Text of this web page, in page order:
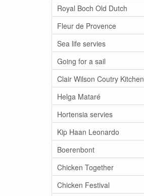
Royal Boch Old Dutch
Fleur de Provence
Sea life servies
Going for a sail
Clair Wilson Coutry Kitchen
Helga Mataré
Hortensia servies
Kip Haan Leonardo
Boerenbont
Chicken Together
Chicken Festival